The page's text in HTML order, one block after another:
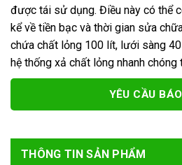
được tái sử dụng. Điều này có thể
kể về tiền bạc và thời gian sửa
chứa chất lỏng 100 lít, lưới sàng
hệ thống xả chất lỏng nhanh
YÊU CẦU
THÔNG TIN SẢN PHẨM